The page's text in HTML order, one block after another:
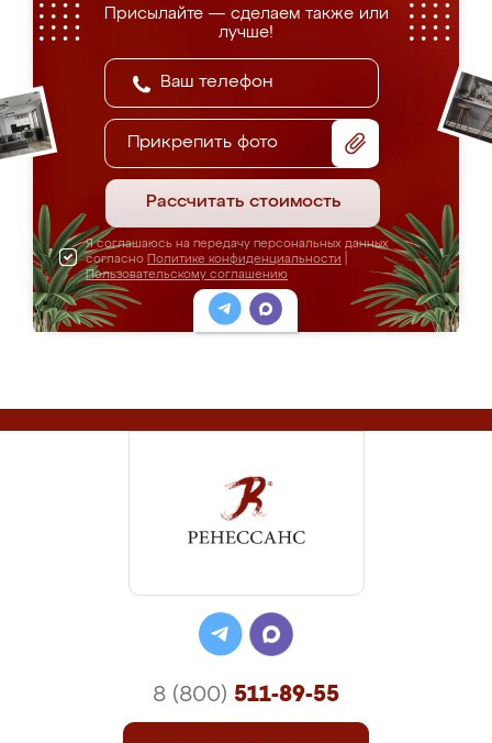
Присылайте — сделаем также или
лучше!
Прикрепить фото
Рассчитать стоимость
Я соглашаюсь на передачу персональных данных
согласно Политике конфиденциальности
Пользовательскому соглашению
8 (800) 511-89-55